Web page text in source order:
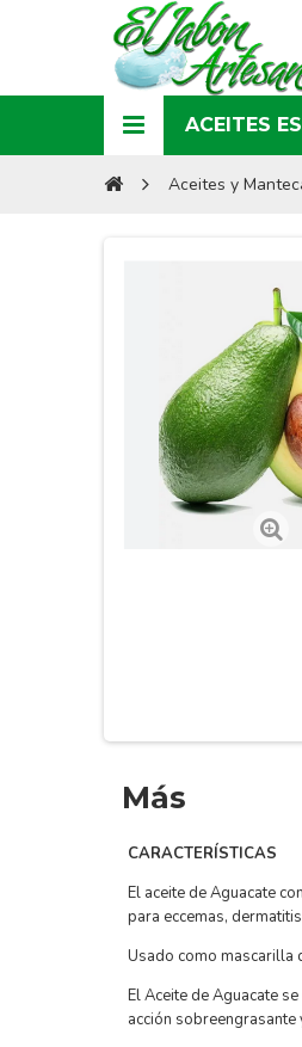
ACEITES
Aceites y
Más
CARACTERÍSTICAS
El aceite de Aguacate
para eccemas,
Usado como mascarilla
El Aceite de Aguacate
acción